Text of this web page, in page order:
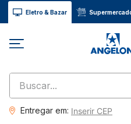
Eletro & Bazar
Buscar...
Entregar em: Inserir CEP